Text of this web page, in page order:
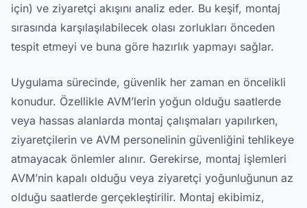
için) ve ziyaretçi akışını analiz eder. Bu keşif, montaj
sırasında karşılaşılabilecek olası zorlukları önceden
tespit etmeyi ve buna göre hazırlık yapmayı sağlar.
Uygulama sürecinde, güvenlik her zaman en öncelikli
konudur. Özellikle AVM’lerin yoğun olduğu saatlerde
veya hassas alanlarda montaj çalışmaları yapılırken,
ziyaretçilerin ve AVM personelinin güvenliğini tehlikeye
atmayacak önlemler alınır. Gerekirse, montaj işlemleri
AVM’nin kapalı olduğu veya ziyaretçi yoğunluğunun az
olduğu saatlerde gerçekleştirilir. Montaj ekibimiz,